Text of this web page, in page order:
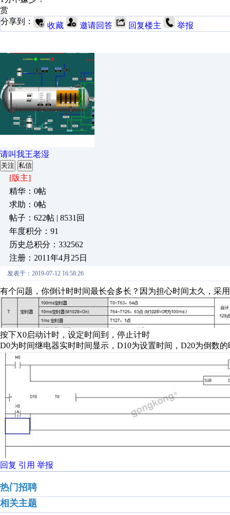
赏
分享到：
收藏 邀请回答 回复楼主 举报
请叫我王老湿
关注 私信
[版主]
精华：0帖
求助：0帖
帖子：622帖 | 8531回
年度积分：91
历史总积分：332562
注册：2011年4月25日
发表于：2019-07-12 16:58:26
有个问题，你倒计时时间最长会多长？因为担心时间太久，采
按下X0启动计时，设定时间到，停止计时
D0为时间继电器实时时间显示，D10为设置时间，D20为倒数
回复 引用 举报
热门招聘
相关主题